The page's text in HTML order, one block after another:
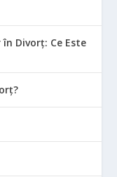
Divorț: Ce Este